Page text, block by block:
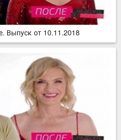
Выпуск от 10.11.2018